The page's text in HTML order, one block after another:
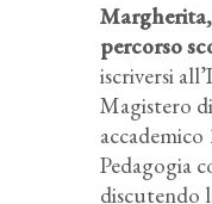
percorso
iscriversi
Magistero
accademico
Pedagogia
discutendo